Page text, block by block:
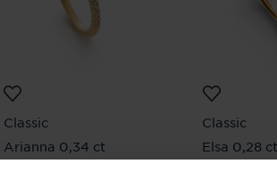
Classic
Arianna 0,34 ct
Classic
Elsa 0,28